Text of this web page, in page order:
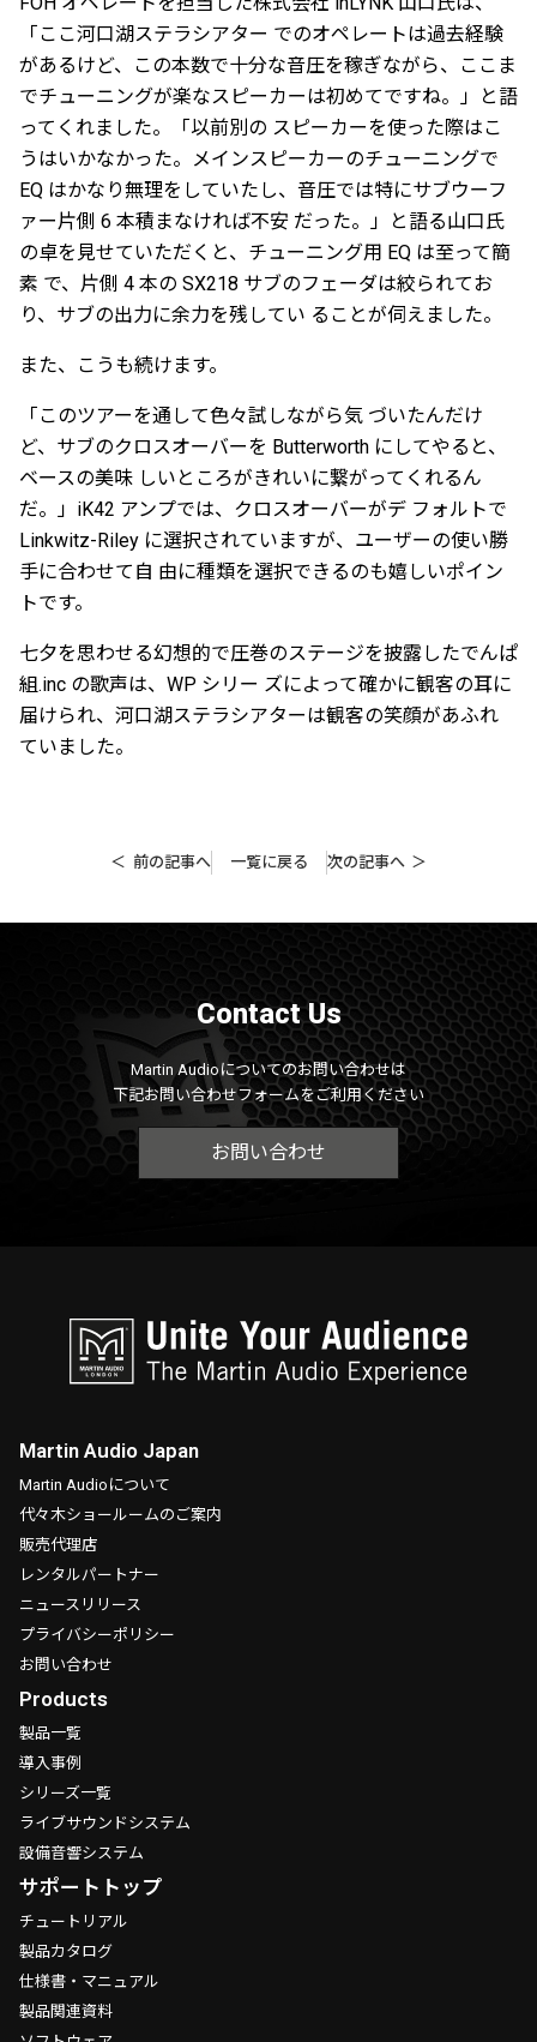
「ここ河口湖ステラシアター でのオペレートは過去経験
があるけど、この本数で十分な音圧を稼ぎながら、ここま
でチューニングが楽なスピーカーは初めてですね。」と語
ってくれました。「以前別の スピーカーを使った際はこ
うはいかなかった。メインスピーカーのチューニングで
EQ はかなり無理をしていたし、音圧では特にサブウーフ
ァー片側 6 本積まなければ不安 だった。」と語る山口氏
の卓を見せていただくと、チューニング用 EQ は至って簡
素 で、片側 4 本の SX218 サブのフェーダは絞られてお
り、サブの出力に余力を残してい ることが伺えました。
また、こうも続けます。
「このツアーを通して色々試しながら気 づいたんだけ
ど、サブのクロスオーバーを Butterworth にしてやると、
ベースの美味 しいところがきれいに繋がってくれるん
だ。」iK42 アンプでは、クロスオーバーがデ フォルトで
Linkwitz-Riley に選択されていますが、ユーザーの使い勝
手に合わせて自 由に種類を選択できるのも嬉しいポイン
トです。
七夕を思わせる幻想的で圧巻のステージを披露したでんぱ
組.inc の歌声は、WP シリー ズによって確かに観客の耳に
届けられ、河口湖ステラシアターは観客の笑顔があふれ
ていました。
前の記事へ 一覧に戻る 次の記事へ
Contact Us
Martin Audioについてのお問い合わせは
下記お問い合わせフォームをご利用ください
お問い合わせ
Martin Audio Japan
Martin Audioについて
代々木ショールームのご案内
販売代理店
レンタルパートナー
ニュースリリース
プライバシーポリシー
お問い合わせ
Products
製品一覧
導入事例
シリーズ一覧
ライブサウンドシステム
設備音響システム
サポートトップ
チュートリアル
製品カタログ
仕様書・マニュアル
製品関連資料